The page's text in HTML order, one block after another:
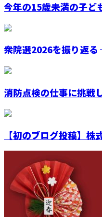
今年の15歳未満の子ど
衆院選2026を振り返
消防点検の仕事に挑戦
【初のブログ投稿】